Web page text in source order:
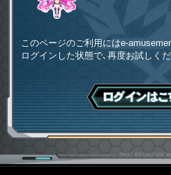
このページのご利用にはe-
ログインした状態で､再度お試しくだ
ログインはこち